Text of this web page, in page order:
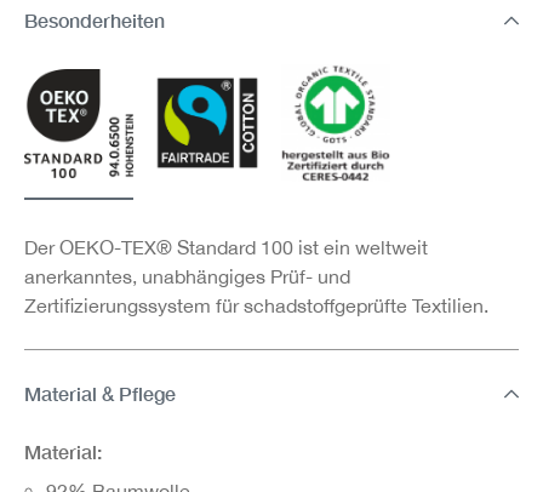
Besonderheiten
Der OEKO-TEX® Standard 100 ist ein weltweit
anerkanntes, unabhängiges Prüf- und
Zertifizierungssystem für schadstoffgeprüfte Textilien.
Material & Pflege
Material: